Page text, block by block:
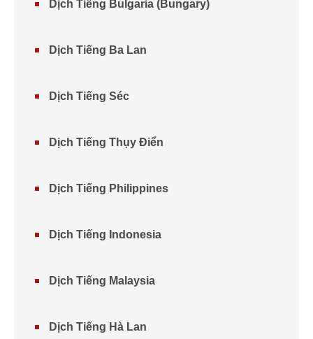
Dịch Tiếng Bulgaria (Bungary)
Dịch Tiếng Ba Lan
Dịch Tiếng Séc
Dịch Tiếng Thụy Điển
Dịch Tiếng Philippines
Dịch Tiếng Indonesia
Dịch Tiếng Malaysia
Dịch Tiếng Hà Lan